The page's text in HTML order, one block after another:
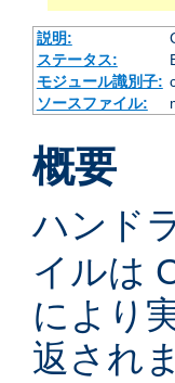
説明:
ステータス:
モジュール識別子:
ソースファイル:
概要
ハンド
イルは
により
返され